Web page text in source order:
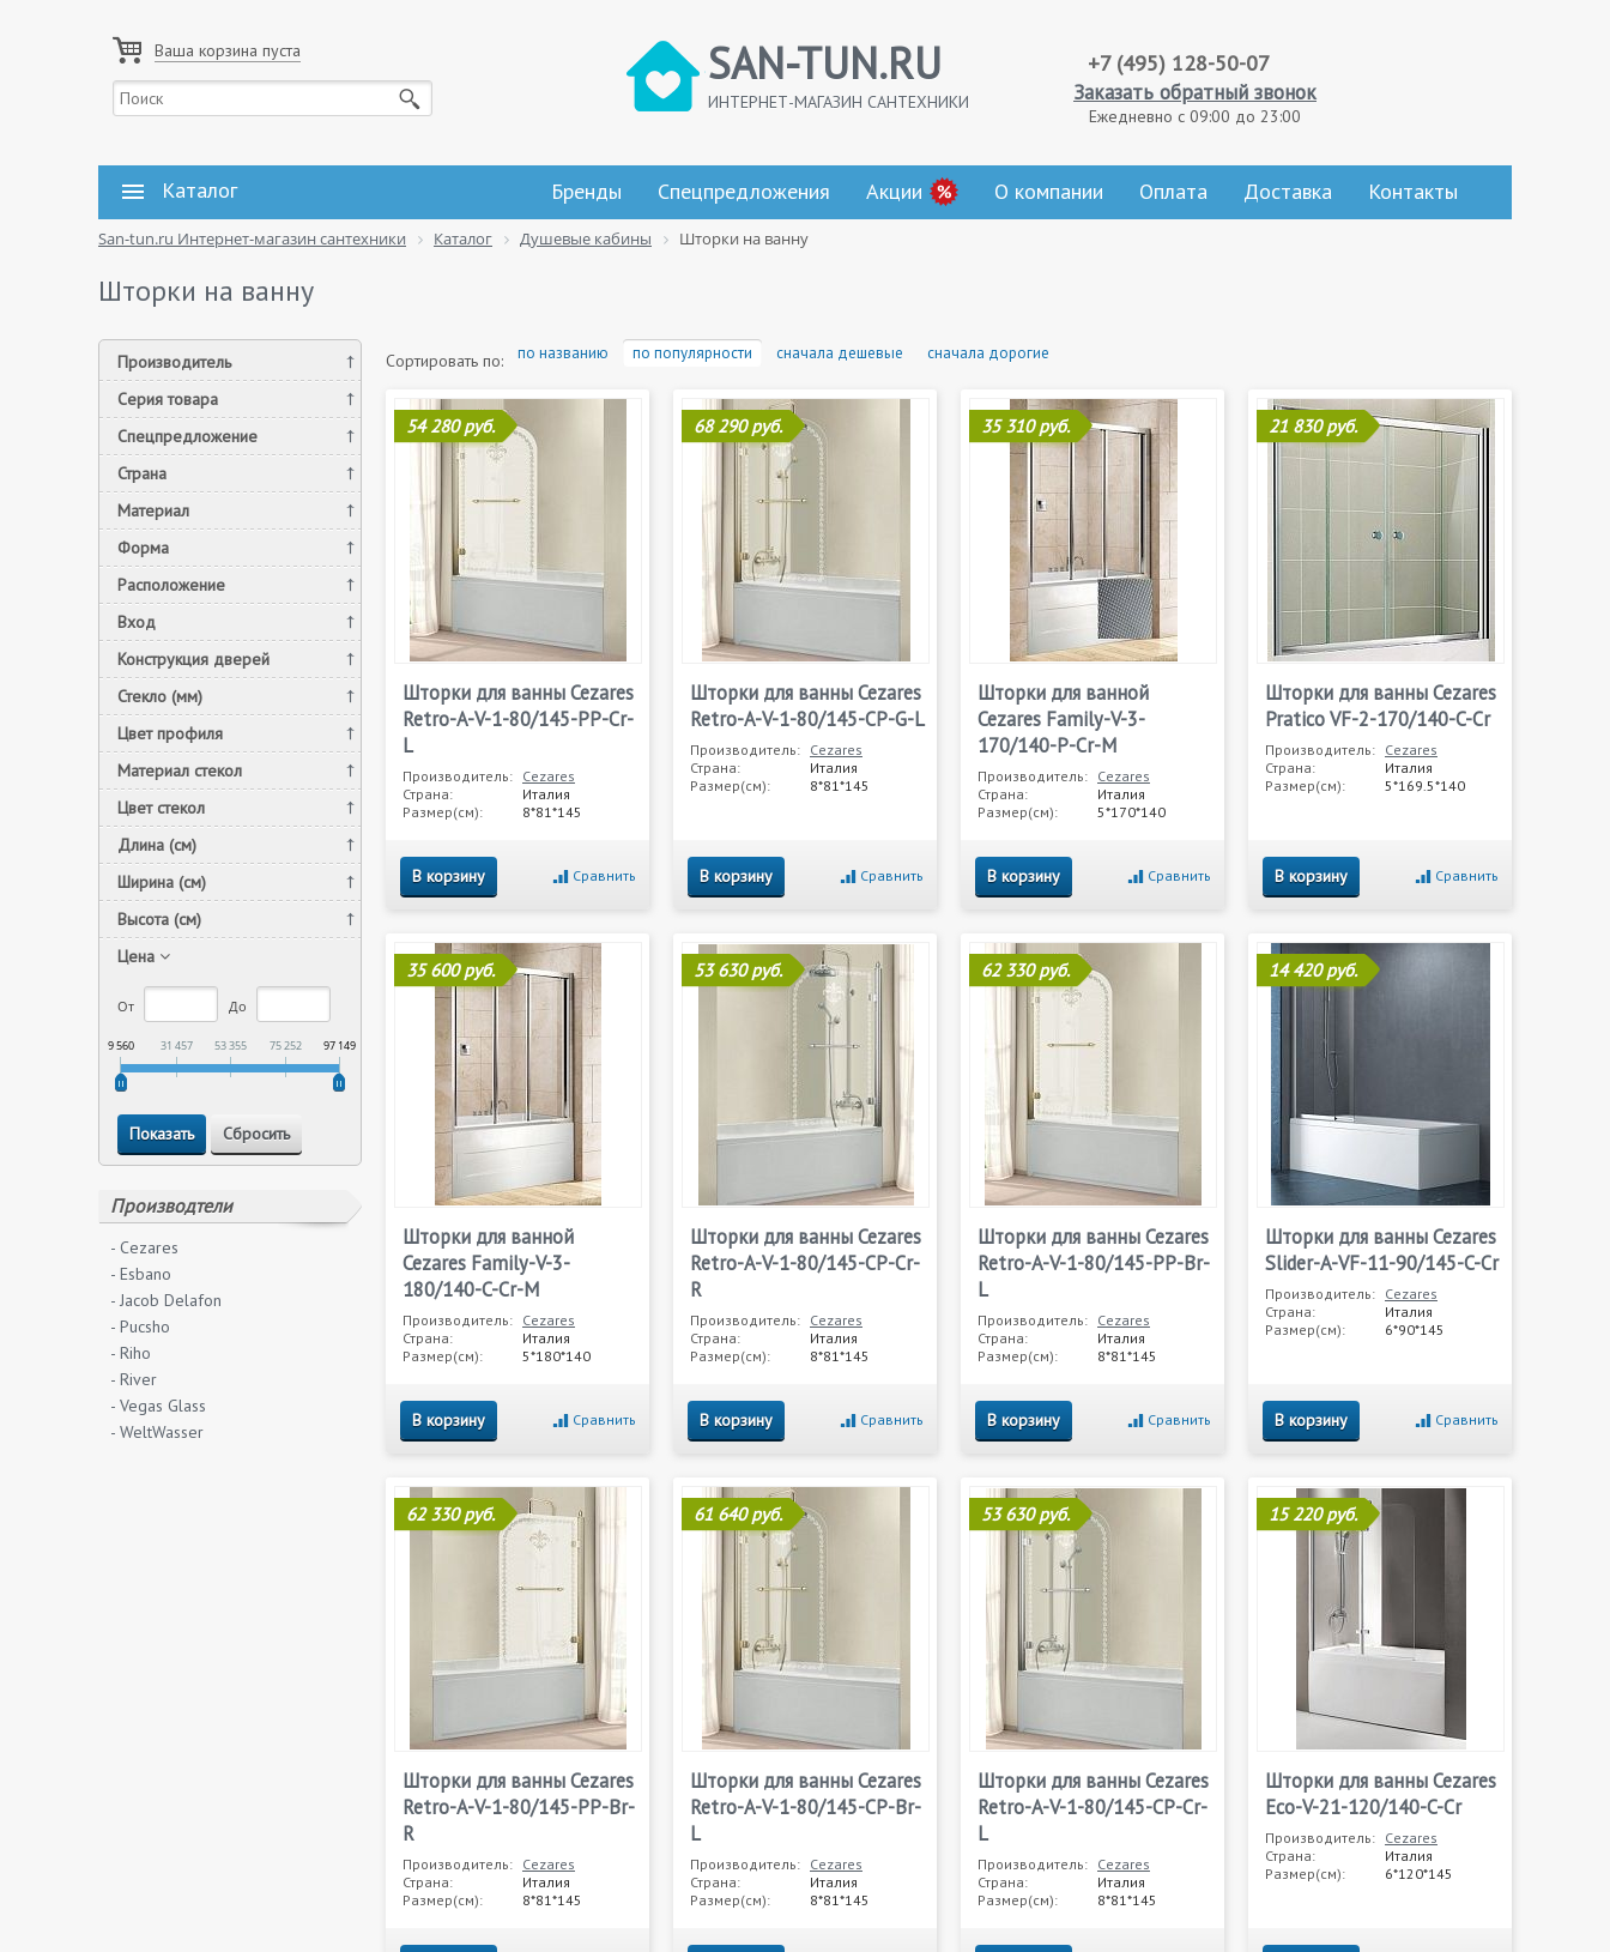
Ваша корзина пуста SAN-TUN.RU
ИНТЕРНЕТ-МАГАЗИН САНТЕХНИКИ
+7 (495) 128-50-07
Заказать обратный звонок
Ежедневно с 09:00 до 23:00
Каталог Бренды Спецпредложения Акции О компании Оплата Доставка Контакты
San-tun.ru Интернет-магазин сантехники Каталог Душевые кабины Шторки на ванну
Шторки на ванну
Производитель
Серия товара
Спецпредложение
Страна
Материал
Форма
Расположение
Вход
Конструкция дверей
Стекло (мм)
Цвет профиля
Материал стекол
Цвет стекол
Длина (см)
Ширина (см)
Высота (см)
Цена
От До
9 560 31 457 53 355 75 252 97 149
Производтели
- Cezares
- Esbano
- Jacob Delafon
- Pucsho
- Riho
- River
- Vegas Glass
- WeltWasser
Сортировать по: по названию по популярности сначала дешевые сначала дорогие
54 280 руб.
Шторки для ванны Cezares
Retro-A-V-1-80/145-PP-Cr-
L
Производитель: Cezares
Страна:
Италия
Размер(см):
8*81*145
В корзину Сравнить
68 290 руб.
Шторки для ванны Cezares
Retro-A-V-1-80/145-CP-G-L
Производитель: Cezares
Страна:
Италия
Размер(см):
8*81*145
В корзину Сравнить
35 310 руб.
Шторки для ванной
Cezares Family-V-3-
170/140-P-Cr-M
Производитель: Cezares
Страна:
Италия
Размер(см):
5*170*140
В корзину Сравнить
21 830 руб.
Шторки для ванны Cezares
Pratico VF-2-170/140-C-Cr
Производитель: Cezares
Страна:
Италия
Размер(см):
5*169.5*140
В корзину Сравнить
35 600 руб.
Шторки для ванной
Cezares Family-V-3-
180/140-C-Cr-M
Производитель: Cezares
Страна:
Италия
Размер(см):
5*180*140
В корзину Сравнить
53 630 руб.
Шторки для ванны Cezares
Retro-A-V-1-80/145-CP-Cr-
R
Производитель: Cezares
Страна:
Италия
Размер(см):
8*81*145
В корзину Сравнить
62 330 руб.
Шторки для ванны Cezares
Retro-A-V-1-80/145-PP-Br-
L
Производитель: Cezares
Страна:
Италия
Размер(см):
8*81*145
В корзину Сравнить
14 420 руб.
Шторки для ванны Cezares
Slider-A-VF-11-90/145-C-Cr
Производитель: Cezares
Страна:
Италия
Размер(см):
6*90*145
В корзину Сравнить
62 330 руб.
Шторки для ванны Cezares
Retro-A-V-1-80/145-PP-Br-
R
Производитель: Cezares
Страна:
Италия
Размер(см):
8*81*145
61 640 руб.
Шторки для ванны Cezares
Retro-A-V-1-80/145-CP-Br-
L
Производитель: Cezares
Страна:
Италия
Размер(см):
8*81*145
53 630 руб.
Шторки для ванны Cezares
Retro-A-V-1-80/145-CP-Cr-
L
Производитель: Cezares
Страна:
Италия
Размер(см):
8*81*145
15 220 руб.
Шторки для ванны Cezares
Eco-V-21-120/140-C-Cr
Производитель: Cezares
Страна:
Италия
Размер(см):
6*120*145